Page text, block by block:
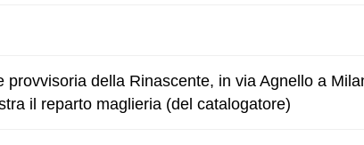
provvisoria della Rinascente, in via Agnello a
il reparto maglieria (del catalogatore)